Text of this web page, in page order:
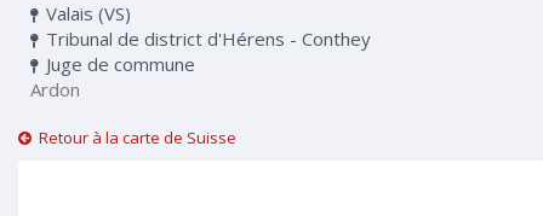
Valais (VS)
Tribunal de district d'Hérens - Conthey
Juge de commune
Ardon
Retour à la carte de Suisse